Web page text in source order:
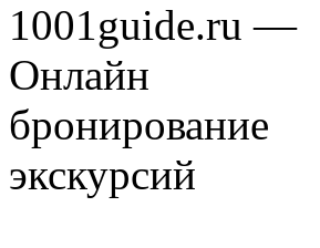
1001guide.ru —
Онлайн
бронирование
экскурсий